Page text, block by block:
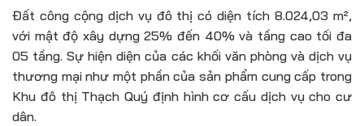
Đất công cộng dịch vụ đô thị có diện tích 8.024,03 m²,
với mật độ xây dựng 25% đến 40% và tầng cao tối đa
05 tầng. Sự hiện diện của các khối văn phòng và dịch vụ
thương mại như một phần của sản phẩm cung cấp trong
Khu đô thị Thạch Quý định hình cơ cấu dịch vụ cho cư
dân.